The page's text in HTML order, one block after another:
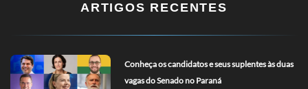
ARTIGOS RECENTES
Conheça os candidatos e seus suplentes às duas
vagas do Senado no Paraná